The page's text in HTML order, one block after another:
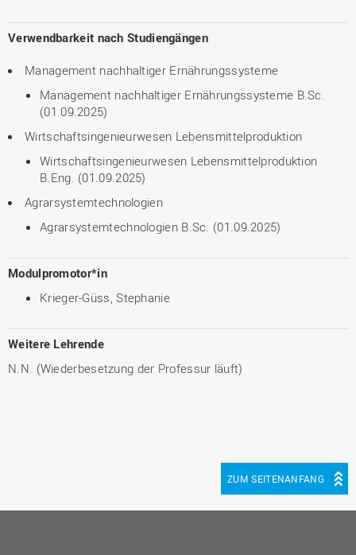
Verwendbarkeit nach Studiengängen
Management nachhaltiger Ernährungssysteme
Management nachhaltiger Ernährungssysteme B.Sc.
(01.09.2025)
Wirtschaftsingenieurwesen Lebensmittelproduktion
Wirtschaftsingenieurwesen Lebensmittelproduktion
B.Eng. (01.09.2025)
Agrarsystemtechnologien
Agrarsystemtechnologien B.Sc. (01.09.2025)
Modulpromotor*in
Krieger-Güss, Stephanie
Weitere Lehrende
N.N. (Wiederbesetzung der Professur läuft)
ZUM SEITENANFANG